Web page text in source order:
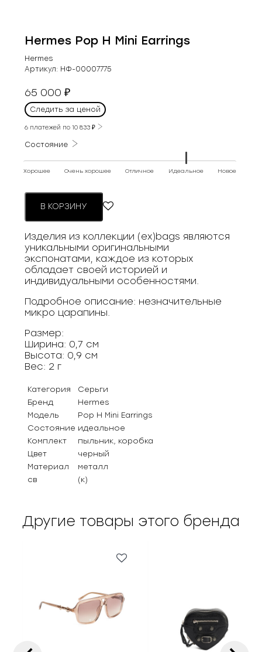
Hermes Pop H Mini Earrings
Hermes
Артикул: НФ-00007775
65 000₽
Следить за ценой
6 платежей по10 833₽
Состояние
Хорошее Очень хорошее Отличное Идеальное Новое
В КОРЗИНУ
Изделия из коллекции (ex)bags являются
уникальными оригинальными
экспонатами, каждое из которых
обладает своей историей и
индивидуальными особенностями.
Подробное описание: незначительные
микро царапины.
Размер:
Ширина: 0,7 см
Высота: 0,9 см
Вес: 2 г
Категория
Серьги
Бренд
Hermes
Модель
Pop H Mini Earrings
Состояние идеальное
Комплект
пыльник, коробка
Цвет
черный
Материал
металл
св
(к)
Другие товары этого бренда